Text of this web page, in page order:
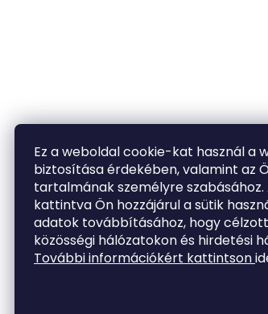
Ez a weboldal cookie-kat használ a
biztosítása érdekében, valamint az
tartalmának személyre
kattintva Ön hozzájárul a sütik
adatok továbbításához, hogy
közösségi hálózatokon és hirdetési
További információkért kattintson